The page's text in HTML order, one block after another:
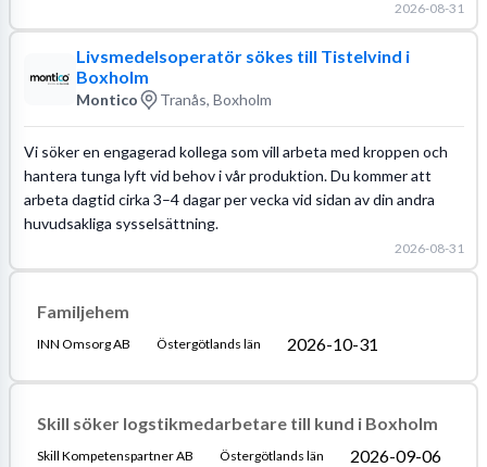
2026-08-31
Livsmedelsoperatör sökes till Tistelvind i
Boxholm
Montico Tranås, Boxholm
Vi söker en engagerad kollega som vill arbeta med kroppen och
hantera tunga lyft vid behov i vår produktion. Du kommer att
arbeta dagtid cirka 3–4 dagar per vecka vid sidan av din andra
huvudsakliga sysselsättning.
2026-08-31
Familjehem
INN Omsorg AB Östergötlands län 2026-10-31
Skill söker logstikmedarbetare till kund i Boxholm
Skill Kompetenspartner AB Östergötlands län 2026-09-06